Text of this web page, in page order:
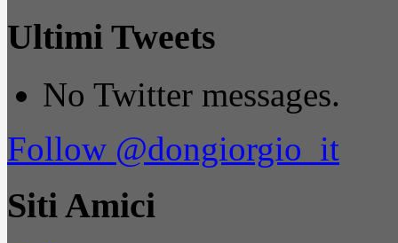
Ultimi Tweets
No Twitter messages.
Follow @dongiorgio_it
Siti Amici